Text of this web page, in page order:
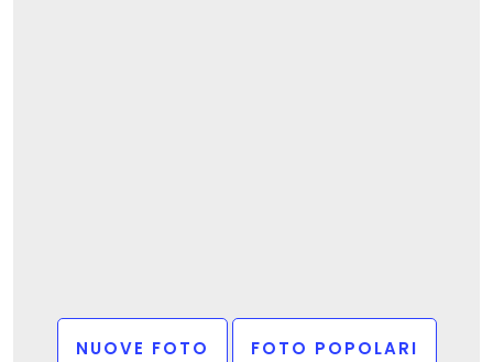
NUOVE FOTO FOTO POPOLARI